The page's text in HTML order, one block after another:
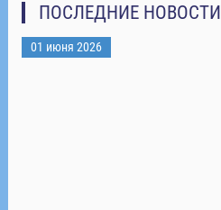
ПОСЛЕДНИЕ НОВОСТИ
01 июня 2026